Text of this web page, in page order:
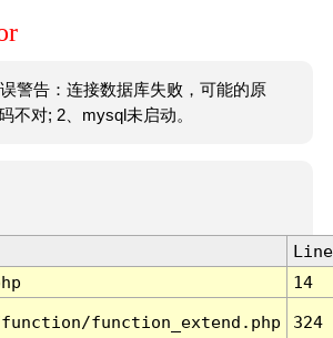
警告：连接数据库失败，可能的原
不对; 2、mysql未启动。
Line
14
function_extend.php 324